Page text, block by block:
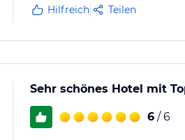
Hilfreich Teilen
Sehr schönes Hotel mit
6 / 6